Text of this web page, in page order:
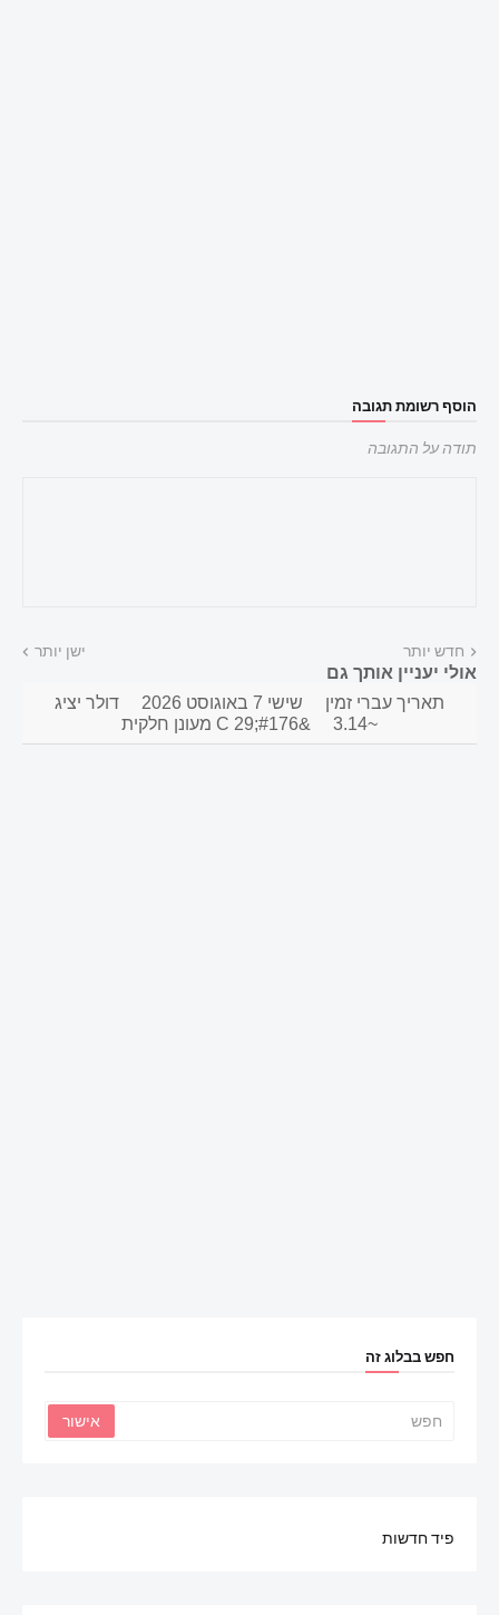
הוסף רשומת תגובה
תודה על התגובה
חדש יותר ישן יותר
אולי יעניין אותך גם
תאריך עברי זמין שישי 7 באוגוסט 2026
דולר יציג
~3.14
&#176;C 29 מעונן חלקית
חפש בבלוג זה
פיד חדשות